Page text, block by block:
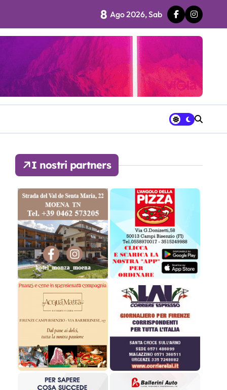
avrà a disposizione
8 Ago 2026, Sab
I nostri partners